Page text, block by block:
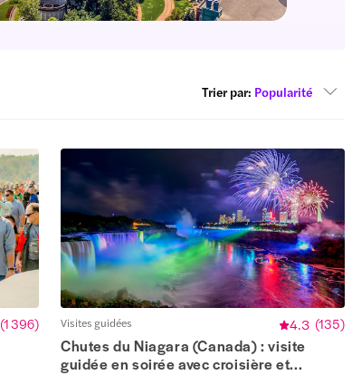
Trier par: Popularité
(1 396) Visites guidées 4.3 (135)
Chutes du Niagara (Canada) : visite
guidée en soirée avec croisière et...